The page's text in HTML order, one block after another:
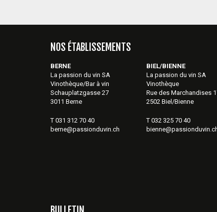
NOS ÉTABLISSEMENTS
BERNE
La passion du vin SA
Vinothèque/Bar à vin
Schauplatzgasse 27
3011 Berne
T 031 312 70 40
berne@passionduvin.ch
BIEL/BIENNE
La passion du vin SA
Vinothèque
Rue des Marchandises
2502 Biel/Bienne
T 032 325 70 40